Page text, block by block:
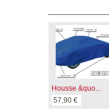
Housse &quo...
57,90 €